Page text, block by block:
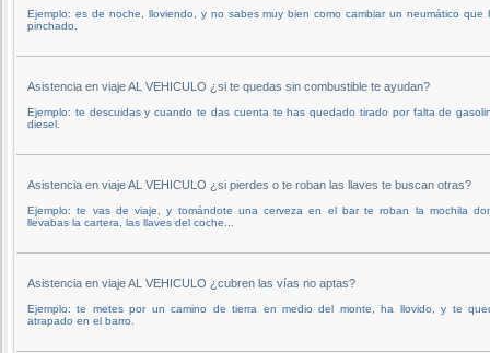
Ejemplo: es de noche, lloviendo, y no sabes muy bien como cambiar un neumático que
pinchado.
Asistencia en viaje AL VEHICULO ¿si te quedas sin combustible te ayudan?
Ejemplo: te descuidas y cuando te das cuenta te has quedado tirado por falta de
diesel.
Asistencia en viaje AL VEHICULO ¿si pierdes o te roban las llaves te buscan otras?
Ejemplo: te vas de viaje, y tomándote una cerveza en el bar te roban la mochila
llevabas la cartera, las llaves del coche...
Asistencia en viaje AL VEHICULO ¿cubren las vías no aptas?
Ejemplo: te metes por un camino de tierra en medio del monte, ha llovido, y te
atrapado en el barro.